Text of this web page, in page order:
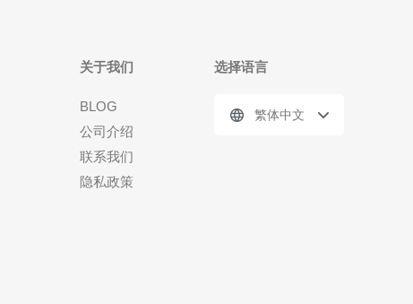
关于我们
BLOG
公司介绍
联系我们
隐私政策
选择语言
繁体中文